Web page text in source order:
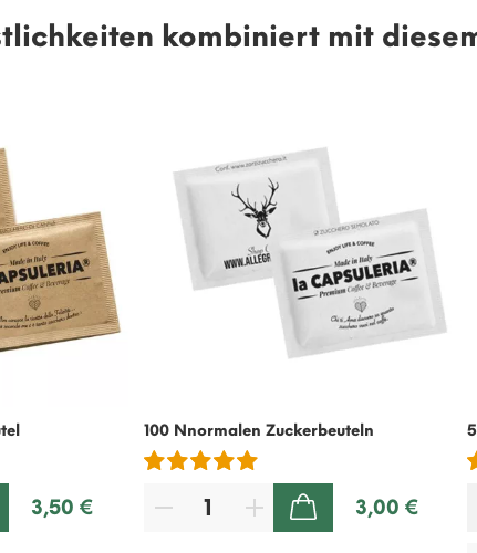
kombiniert mit
3,50 €
100 Nnormalen Zuckerbeuteln
3,00 €